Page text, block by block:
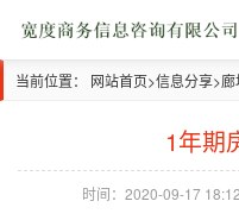
当前位置： 网站首页>信息分享>
1年期
时间：2020-09-17